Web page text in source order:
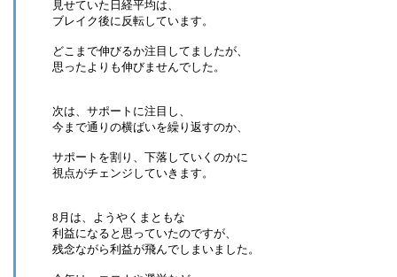
見せていた日経平均は、
ブレイク後に反転しています。
どこまで伸びるか注目してましたが、
思ったよりも伸びませんでした。
次は、サポートに注目し、
今まで通りの横ばいを繰り返すのか、
サポートを割り、下落していくのかに
視点がチェンジしていきます。
8月は、ようやくまともな
利益になると思っていたのですが、
残念ながら利益が飛んでしまいました。